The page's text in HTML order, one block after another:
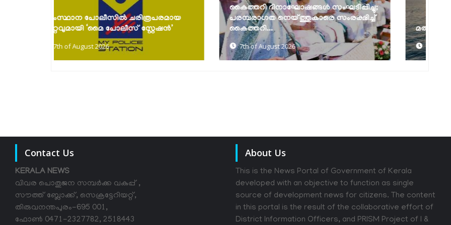
കൈത്തറി ദിനാഘോഷങ്ങൾ സംഘടിപ്പിച്ചു;
പരമ്പരാഗത നെയ്ത്തുകാരെ സംരക്ഷിച്ച്
കൈത്തറി...
7th of August 2026
മത്സ്യത്തൊഴിലാളി ജാഗ്രത നിർദേശം
7th of August 2026
Contact Us
KERALA NEWS
വിവര പൊതുജന സമ്പര്‍ക്ക വകുപ്പ് ,
സൗത്ത് ബ്ലോക്ക്, സെക്രട്ടേറിയറ്റ്,
തിരുവനന്തപുരം-695 001,
ഫോൺ 0471-2327782, 2518443
About Us
This is the News Portal of Government of Kerala
developed with an objective to function as single
source of development news for citizens. The content
in this portal is the result of the collaborative effort of
District Information Officers, and PRISM Project of I &